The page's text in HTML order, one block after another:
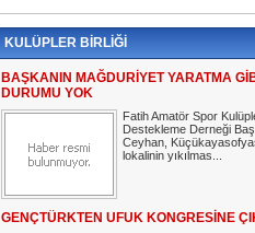
KULÜPLER BİRLİĞİ
BAŞKANIN MAĞDURİYET YARATMA
DURUMU YOK
Fatih Amatör Spor
Destekleme Derneği
Ceyhan,
lokalinin yıkılmas...
GENÇTÜRKTEN UFUK KONGRESİNE